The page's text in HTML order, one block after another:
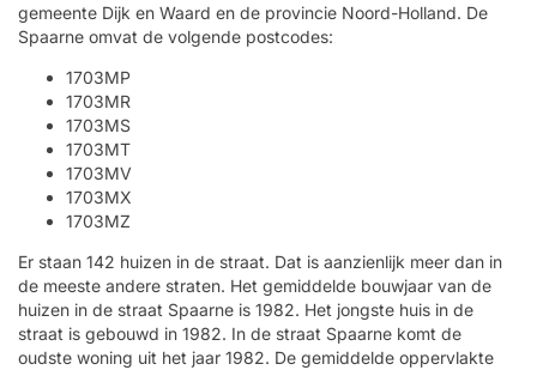
gemeente Dijk en Waard en de provincie Noord-Holland. De
Spaarne omvat de volgende postcodes:
1703MP
1703MR
1703MS
1703MT
1703MV
1703MX
1703MZ
Er staan 142 huizen in de straat. Dat is aanzienlijk meer dan in
de meeste andere straten. Het gemiddelde bouwjaar van de
huizen in de straat Spaarne is 1982. Het jongste huis in de
straat is gebouwd in 1982. In de straat Spaarne komt de
oudste woning uit het jaar 1982. De gemiddelde oppervlakte